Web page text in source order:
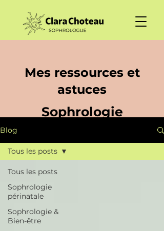
Mes ressources et
astuces
Sophrologie
Blog
Tous les posts
Sophrologie
périnatale
Sophrologie &
Bien-être
Tous les posts